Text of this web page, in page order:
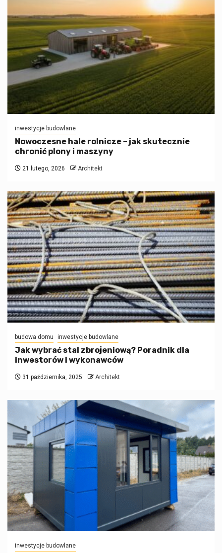
inwestycje budowlane
Nowoczesne hale rolnicze – jak skutecznie
chronić plony i maszyny
21 lutego, 2026 Architekt
budowa domu inwestycje budowlane
Jak wybrać stal zbrojeniową? Poradnik dla
inwestorów i wykonawców
31 października, 2025 Architekt
inwestycje budowlane